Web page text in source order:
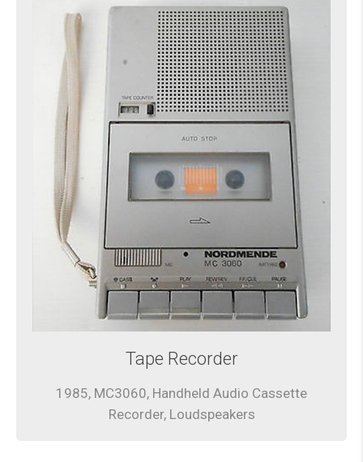
Tape Recorder
1985, MC3060, Handheld Audio Cassette
Recorder, Loudspeakers